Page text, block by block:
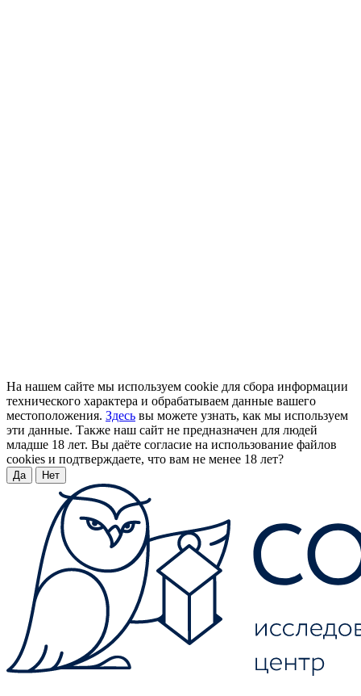
На нашем сайте мы используем cookie для сбора информации
технического характера и обрабатываем данные вашего
местоположения. Здесь вы можете узнать, как мы используем
эти данные. Также наш сайт не предназначен для людей
младше 18 лет. Вы даёте согласие на использование файлов
cookies и подтверждаете, что вам не менее 18 лет?
Да Нет